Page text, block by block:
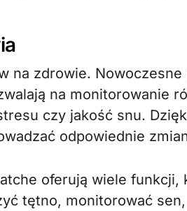
na zdrowie.
na monitorowanie
czy jakość snu.
odpowiednie
oferują wiele funkcji,
tętno, monitorować